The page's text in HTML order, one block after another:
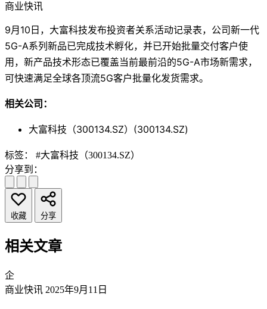
商业快讯
9月10日，大富科技发布投资者关系活动记录表，公司新一代
5G-A系列新品已完成技术孵化，并已开始批量交付客户使
用，新产品技术形态已覆盖当前最前沿的5G-A市场新需求，
可快速满足全球各顶流5G客户批量化发货需求。
相关公司：
大富科技（300134.SZ）(300134.SZ)
标签：
#大富科技（300134.SZ）
分享到：
收藏 分享
相关文章
企
商业快讯 2025年9月11日